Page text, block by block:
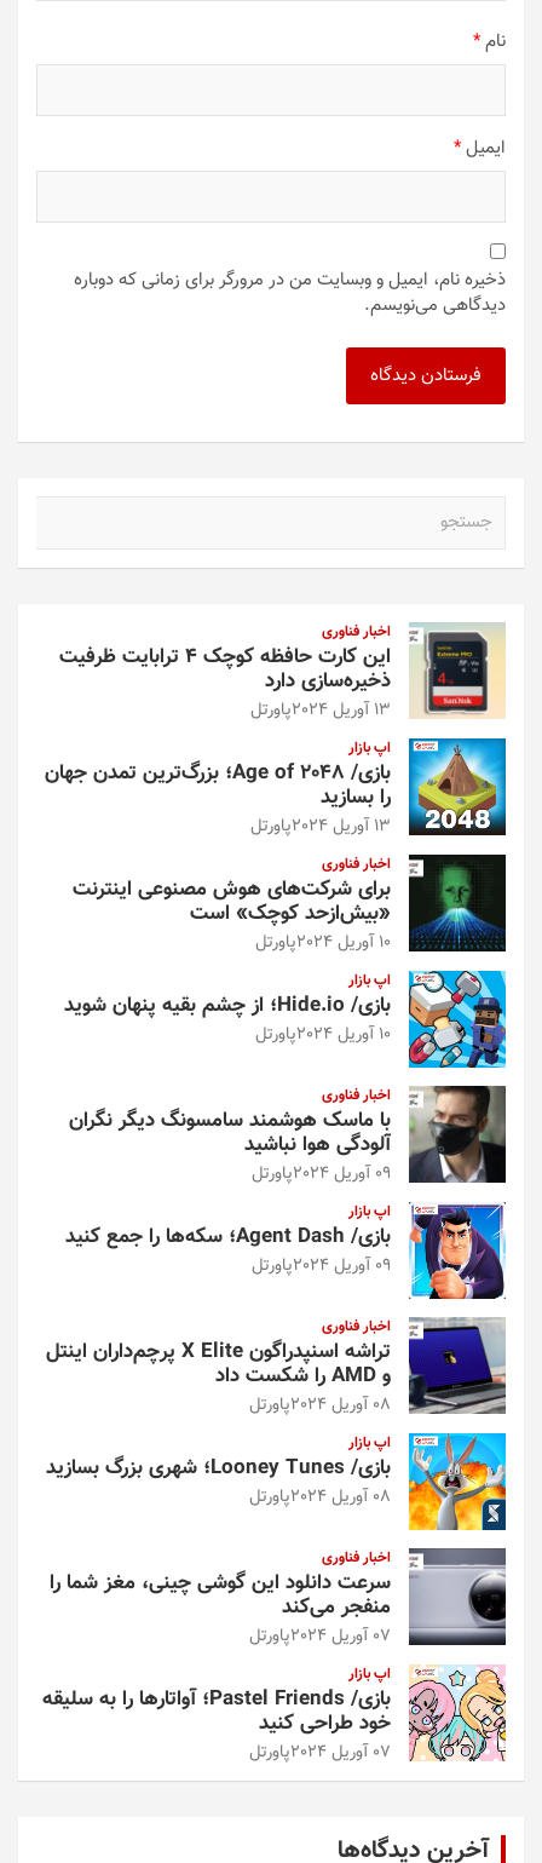
نام*
ایمیل*
ذخیره نام، ایمیل و وبسایت من در مرورگر برای زمانی که دوباره
دیدگاهی می‌نویسم.
اخبار فناوری
این کارت حافظه کوچک ۴ ترابایت ظرفیت
ذخیره‌سازی دارد
13 آوریل 2024 پاورتل
اپ بازار
بازی/ Age of 2048؛ بزرگ‌ترین تمدن جهان
را بسازید
13 آوریل 2024 پاورتل
اخبار فناوری
برای شرکت‌های هوش مصنوعی اینترنت
«بیش‌از‌حد کوچک» است
10 آوریل 2024 پاورتل
اپ بازار
بازی/ Hide.io؛ از چشم بقیه پنهان شوید
10 آوریل 2024 پاورتل
اخبار فناوری
با ماسک هوشمند سامسونگ دیگر نگران
آلودگی هوا نباشید
09 آوریل 2024 پاورتل
اپ بازار
بازی/ Agent Dash؛ سکه‌ها را جمع کنید
09 آوریل 2024 پاورتل
اخبار فناوری
تراشه اسنپدراگون X Elite پرچم‌داران اینتل
و AMD را شکست داد
08 آوریل 2024 پاورتل
اپ بازار
بازی/ Looney Tunes؛ شهری بزرگ بسازید
08 آوریل 2024 پاورتل
اخبار فناوری
سرعت دانلود این گوشی چینی، مغز شما را
منفجر می‌کند
07 آوریل 2024 پاورتل
اپ بازار
بازی/ Pastel Friends؛ آواتارها را به سلیقه
خود طراحی کنید
07 آوریل 2024 پاورتل
آخرین دیدگاه‌ها